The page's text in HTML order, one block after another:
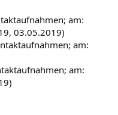
am:
03.05.2019)
am:
am: